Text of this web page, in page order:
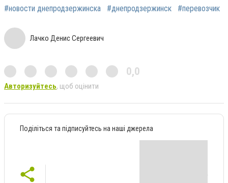
#новости днепродзержинска
#днепродзержинск #перевозчик
Лачко Денис Сергеевич
0,0
Авторизуйтесь, щоб оцінити
Поділіться та підписуйтесь на наші джерела